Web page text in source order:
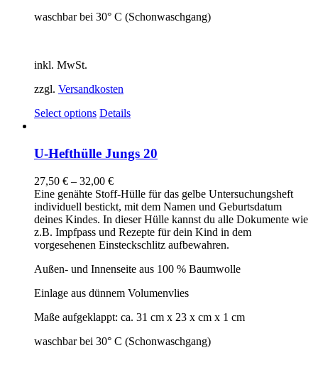
waschbar bei 30° C (Schonwaschgang)
inkl. MwSt.
zzgl. Versandkosten
Select options Details
U-Hefthülle Jungs 20
27,50 € – 32,00 €
Eine genähte Stoff-Hülle für das gelbe Untersuchungsheft
individuell bestickt, mit dem Namen und Geburtsdatum
deines Kindes. In dieser Hülle kannst du alle Dokumente wie
z.B. Impfpass und Rezepte für dein Kind in dem
vorgesehenen Einsteckschlitz aufbewahren.
Außen- und Innenseite aus 100 % Baumwolle
Einlage aus dünnem Volumenvlies
Maße aufgeklappt: ca. 31 cm x 23 x cm x 1 cm
waschbar bei 30° C (Schonwaschgang)